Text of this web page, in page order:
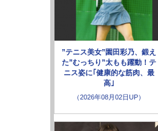
”テニス美女”園田彩乃、鍛え
た”むっちり”太もも躍動！テ
ニス姿に｢健康的な筋肉、最
高｣
（2026年08月02日UP）